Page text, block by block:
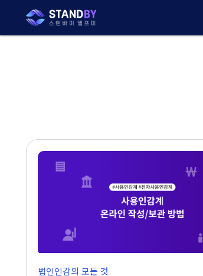
법인인감의 모든 것